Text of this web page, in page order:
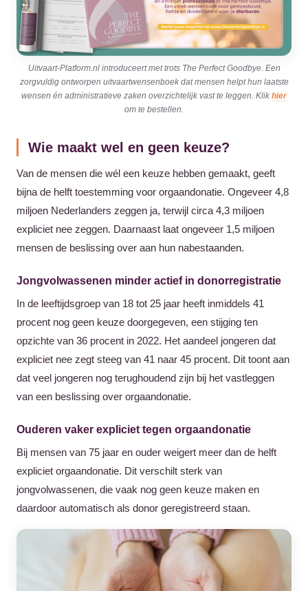
Uitvaart-Platform.nl introduceert met trots The Perfect Goodbye. Een
zorgvuldig ontworpen uitvaartwensenboek dat mensen helpt hun laatste
wensen én administratieve zaken overzichtelijk vast te leggen. Klik hier
om te bestellen.
Wie maakt wel en geen keuze?
Van de mensen die wél een keuze hebben gemaakt, geeft
bijna de helft toestemming voor orgaandonatie. Ongeveer 4,8
miljoen Nederlanders zeggen ja, terwijl circa 4,3 miljoen
expliciet nee zeggen. Daarnaast laat ongeveer 1,5 miljoen
mensen de beslissing over aan hun nabestaanden.
Jongvolwassenen minder actief in donorregistratie
In de leeftijdsgroep van 18 tot 25 jaar heeft inmiddels 41
procent nog geen keuze doorgegeven, een stijging ten
opzichte van 36 procent in 2022. Het aandeel jongeren dat
expliciet nee zegt steeg van 41 naar 45 procent. Dit toont aan
dat veel jongeren nog terughoudend zijn bij het vastleggen
van een beslissing over orgaandonatie.
Ouderen vaker expliciet tegen orgaandonatie
Bij mensen van 75 jaar en ouder weigert meer dan de helft
expliciet orgaandonatie. Dit verschilt sterk van
jongvolwassenen, die vaak nog geen keuze maken en
daardoor automatisch als donor geregistreerd staan.